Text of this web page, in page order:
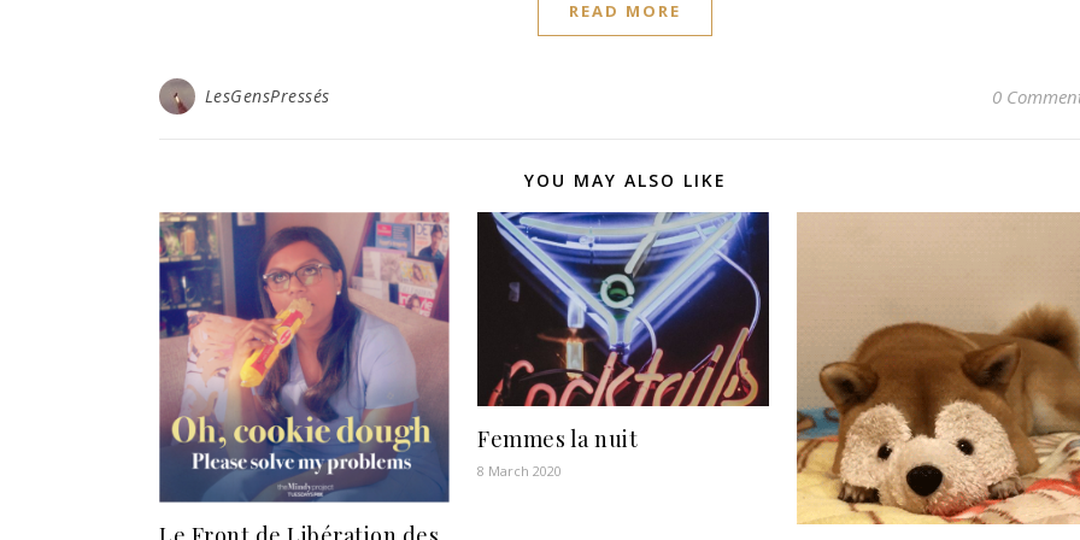
READ MORE
LesGensPressés 0
YOU MAY ALSO LIKE
Femmes la nuit
8 March 2020